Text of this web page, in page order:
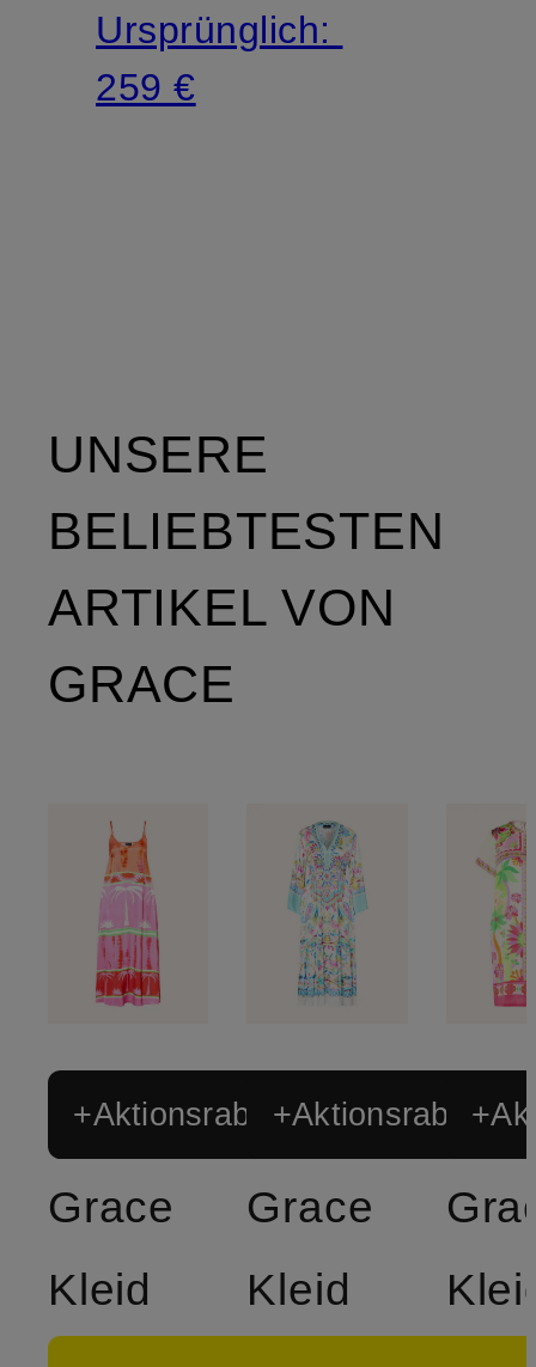
Ursprünglich:
259 €
UNSERE
BELIEBTESTEN
ARTIKEL VON
GRACE
+Aktionsrabatt
Grace
Kleid
+Aktionsrabatt
Grace
Kleid